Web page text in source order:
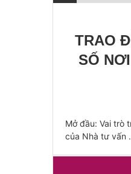
TRAO
SỐ
Mở đầu: Vai trò
của Nhà tư vấn